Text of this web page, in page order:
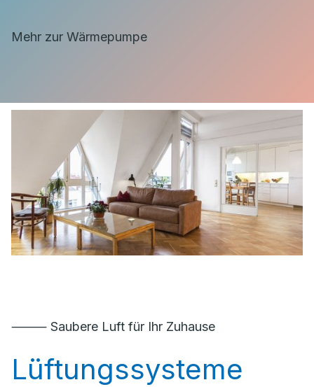
Mehr zur Wärmepumpe
⸻ Saubere Luft für Ihr Zuhause
Lüftungssysteme